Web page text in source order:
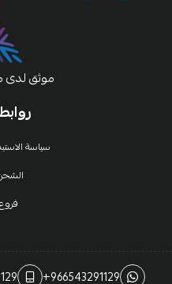
سياسة
موثق لدى
+966543291129